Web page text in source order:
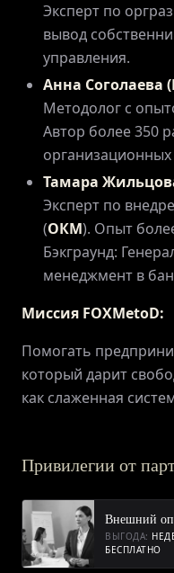
Эксперт по
вывод
управления.
Анна Соголаева
Методолог с
Автор более 350
организационных
Тамара
Эксперт по
(ОКМ). Опыт
Бэкграунд:
менеджмент в
Миссия FOXMetoD:
Помогать
который дарит
как слаженная
Привилегии от
Внешний
ВЫГОДА:
БЕСПЛАТНО